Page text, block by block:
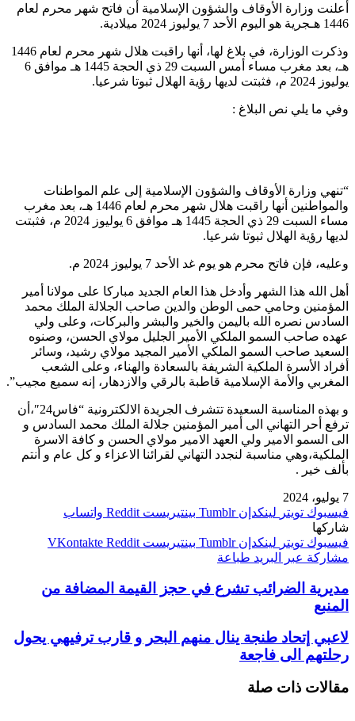
أعلنت وزارة الأوقاف والشؤون الإسلامية أن فاتح شهر محرم لعام
1446 هـجرية هو اليوم الأحد 7 يوليوز 2024 ميلادية.
وذكرت الوزارة، في بلاغ لها، أنها راقبت هلال شهر محرم لعام 1446
هـ، بعد مغرب مساء أمس السبت 29 ذي الحجة 1445 هـ موافق 6
يوليوز 2024 م، فثبتت لديها رؤية الهلال ثبوتا شرعيا.
وفي ما يلي نص البلاغ :
“تنهي وزارة الأوقاف والشؤون الإسلامية إلى علم المواطنات
والمواطنين أنها راقبت هلال شهر محرم لعام 1446 هـ، بعد مغرب
مساء السبت 29 ذي الحجة 1445 هـ موافق 6 يوليوز 2024 م، فثبتت
لديها رؤية الهلال ثبوتا شرعيا.
وعليه، فإن فاتح محرم هو يوم غد الأحد 7 يوليوز 2024 م.
أهل الله هذا الشهر وأدخل هذا العام الجديد مباركا على مولانا أمير
المؤمنين وحامي حمى الوطن والدين صاحب الجلالة الملك محمد
السادس نصره الله باليمن والخير والبشر والبركات، وعلى ولي
عهده صاحب السمو الملكي الأمير الجليل مولاي الحسن، وصنوه
السعيد صاحب السمو الملكي الأمير المجيد مولاي رشيد، وسائر
أفراد الأسرة الملكية الشريفة بالسعادة والهناء، وعلى الشعب
المغربي والأمة الإسلامية قاطبة بالرقي والازدهار، إنه سميع مجيب”.
و بهذه المناسبة السعيدة تتشرف الجريدة الالكترونية “فاس24″،أن
ترفع أحر التهاني الى أمير المؤمنين جلالة الملك محمد السادس و
الى السمو الامير ولي العهد الامير مولاي الحسن و كافة الاسرة
الملكية،وهي مناسبة لنجدد التهاني لقرائنا الاعزاء و كل عام و أنتم
بألف خير .
7 يوليو، 2024
فيسبوك تويتر لينكدإن بينتيريست
واتساب
شاركها
فيسبوك تويتر لينكدإن بينتيريست
مشاركة عبر البريد طباعة
مديرية الضرائب تشرع في حجز القيمة المضافة من
المنبع
لاعبي إتحاد طنجة ينال منهم البحر و قارب ترفيهي يحول
رحلتهم الى فاجعة
مقالات ذات صلة